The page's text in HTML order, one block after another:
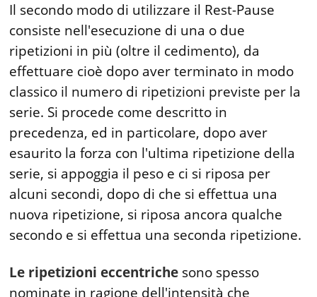
Il secondo modo di utilizzare il Rest-Pause
consiste nell'esecuzione di una o due
ripetizioni in più (oltre il cedimento), da
effettuare cioè dopo aver terminato in modo
classico il numero di ripetizioni previste per la
serie. Si procede come descritto in
precedenza, ed in particolare, dopo aver
esaurito la forza con l'ultima ripetizione della
serie, si appoggia il peso e ci si riposa per
alcuni secondi, dopo di che si effettua una
nuova ripetizione, si riposa ancora qualche
secondo e si effettua una seconda ripetizione.
Le ripetizioni eccentriche sono spesso
nominate in ragione dell'intensità che